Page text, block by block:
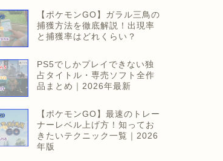
【ポケモンGO】ガラル三鳥の
捕獲方法を徹底解説！出現率
と捕獲率はどれくらい？
PS5でしかプレイできない独
占タイトル・専売ソフト全作
品まとめ｜2026年最新
【ポケモンGO】最速のトレー
ナーレベル上げ方！知ってお
きたいテクニック一覧｜2026
年版